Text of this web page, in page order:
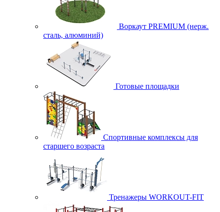
Воркаут PREMIUM (нерж.
сталь, алюминий)
Готовые площадки
Спортивные комплексы для
старшего возраста
Тренажеры WORKOUT-FIT